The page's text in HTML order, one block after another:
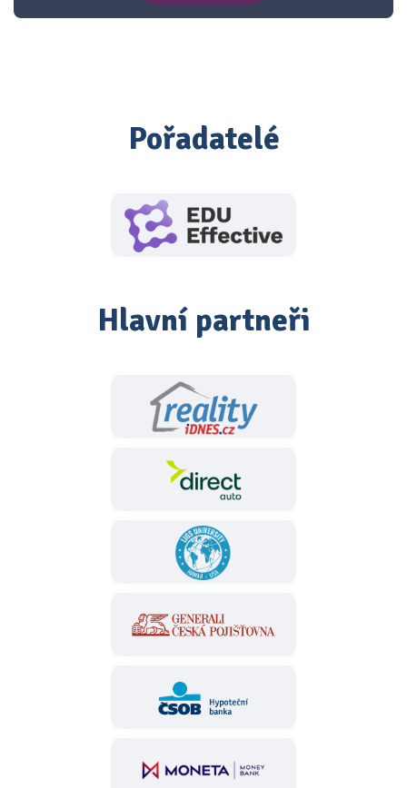
Pořadatelé
Hlavní partneři